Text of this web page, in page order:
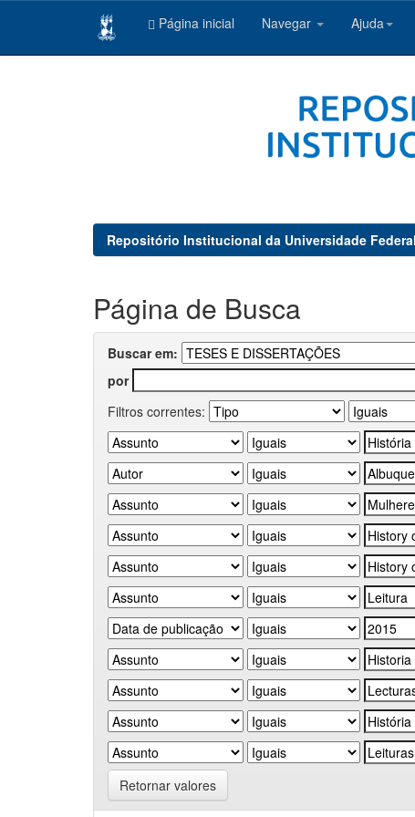
Página inicial Navegar Ajuda
Repositório Institucional da Universidade
Página de Busca
Buscar em:
por
Filtros correntes:
Retornar valores